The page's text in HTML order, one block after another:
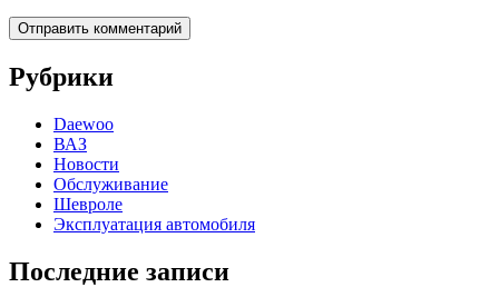
Рубрики
Daewoo
ВАЗ
Новости
Обслуживание
Шевроле
Эксплуатация автомобиля
Последние записи